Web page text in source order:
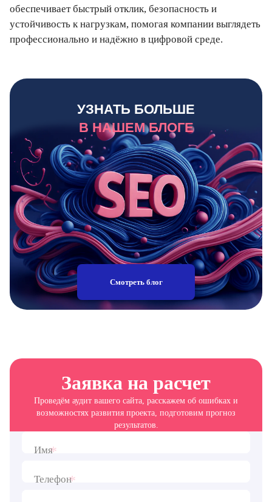
обеспечивает быстрый отклик, безопасность и
устойчивость к нагрузкам, помогая компании выглядеть
профессионально и надёжно в цифровой среде.
УЗНАТЬ БОЛЬШЕ
В НАШЕМ БЛОГЕ
Смотреть блог
Заявка на расчет
Проведём аудит вашего сайта, расскажем об ошибках и
возможностях развития проекта, подготовим прогноз
результатов.
Имя*
Телефон*